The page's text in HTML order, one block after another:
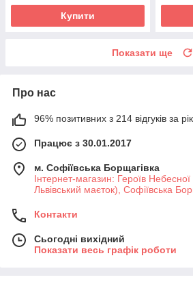
Купити
Показати ще
Про нас
96% позитивних з 214 відгуків за рік
Працює з 30.01.2017
м. Софіївська Борщагівка
Інтернет-магазин: Героїв
Львівський маєток), Софіївська
Контакти
Сьогодні вихідний
Показати весь графік роботи